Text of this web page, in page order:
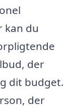
kan du
der
dit budget.
der